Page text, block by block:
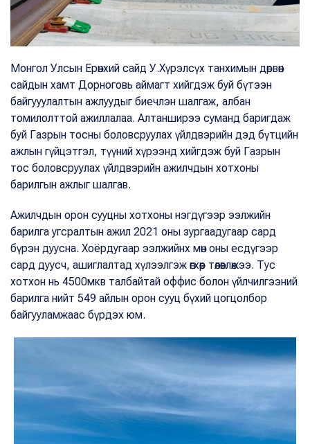
Монгол Улсын Ерөнхий сайд У.Хүрэлсүх танхимын дөрвөн
сайдын хамт Дорноговь аймагт хийгдэж буй бүтээн
байгууулалтын ажлуудыг биечлэн шалгаж, албан
томилолттой ажиллалаа. Алтанширээ суманд баригдаж
буй Газрын тосны боловсруулах үйлдвэрийн дэд бүтцийн
ажлын гүйцэтгэл, түүний хүрээнд хийгдэж буй Газрын
тос боловсруулах үйлдвэрийн ажилчдын хотхоны
барилгын ажлыг шалгав.
Ажилчдын орон сууцны хотхоны нэгдүгээр ээлжийн
барилга угсралтын ажил 2021 оны зургаадугаар сард
бүрэн дуусна. Хоёрдугаар ээлжийнх мөн оны есдүгээр
сард дуусч, ашиглалтад хүлээлгэж өгхөөр төлөвлөжээ. Тус
хотхон нь 4500мкв талбайтай оффис болон үйлчилгээний
барилга нийт 549 айлын орон сууц бүхий цогцолбор
байгууламжаас бүрдэх юм.